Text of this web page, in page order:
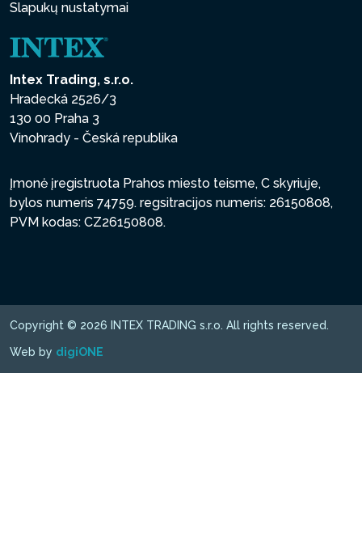
Slapukų nustatymai
Intex Trading, s.r.o.
Hradecká 2526/3
130 00 Praha 3
Vinohrady - Česká republika
Įmonė įregistruota Prahos miesto teisme, C skyriuje,
bylos numeris 74759. regsitracijos numeris: 26150808,
PVM kodas: CZ26150808.
Copyright © 2026 INTEX TRADING s.r.o. All rights reserved.
Web by digiONE